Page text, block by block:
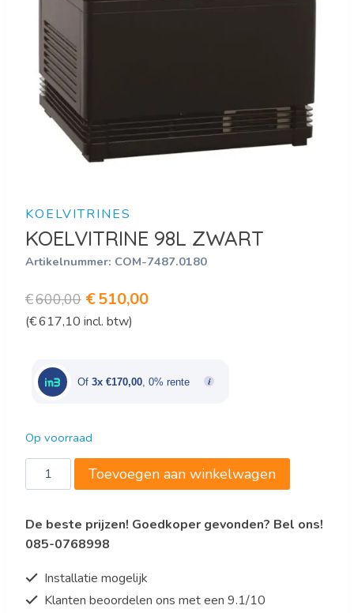
KOELVITRINES
KOELVITRINE 98L ZWART
Artikelnummer: COM-7487.0180
€600,00 Oorspronkelijke
prijs
€600,00.
€510,00Huidige
€510,00.
(€617,10 incl. btw)
Of 3x €170,00, 0% rente
Op voorraad
KOELVITRINE
98L
aantal
Toevoegen aan winkelwagen
De beste prijzen! Goedkoper gevonden? Bel ons!
085-0768998
Installatie mogelijk
Klanten beoordelen ons met een 9.1/10